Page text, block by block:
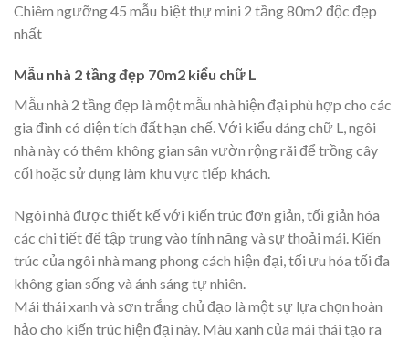
Chiêm ngưỡng 45 mẫu biệt thự mini 2 tầng 80m2 độc đẹp
nhất
Mẫu nhà 2 tầng đẹp 70m2 kiểu chữ L
Mẫu nhà 2 tầng đẹp là một mẫu nhà hiện đại phù hợp cho các
gia đình có diện tích đất hạn chế. Với kiểu dáng chữ L, ngôi
nhà này có thêm không gian sân vườn rộng rãi để trồng cây
cối hoặc sử dụng làm khu vực tiếp khách.
Ngôi nhà được thiết kế với kiến trúc đơn giản, tối giản hóa
các chi tiết để tập trung vào tính năng và sự thoải mái. Kiến
trúc của ngôi nhà mang phong cách hiện đại, tối ưu hóa tối đa
không gian sống và ánh sáng tự nhiên.
Mái thái xanh và sơn trắng chủ đạo là một sự lựa chọn hoàn
hảo cho kiến trúc hiện đại này. Màu xanh của mái thái tạo ra